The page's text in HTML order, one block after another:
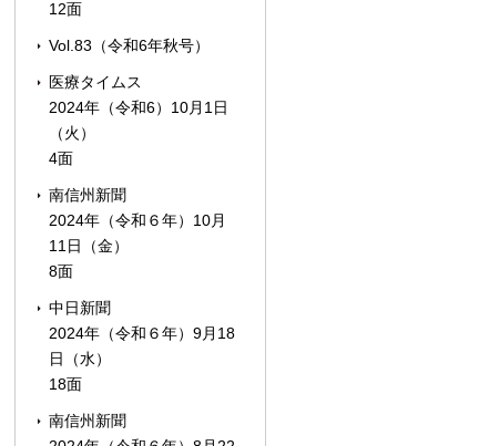
12面
Vol.83（令和6年秋号）
医療タイムス
2024年（令和6）10月1日
（火）
4面
南信州新聞
2024年（令和６年）10月
11日（金）
8面
中日新聞
2024年（令和６年）9月18
日（水）
18面
南信州新聞